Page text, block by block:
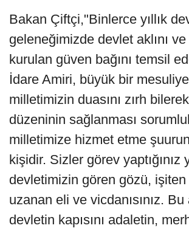
Bakan Çiftçi,"Binlerce yıllık
geleneğimizde devlet aklını
kurulan güven bağını temsil
İdare Amiri, büyük bir
milletimizin duasını zırh
düzeninin sağlanması
milletimize hizmet etme
kişidir. Sizler görev yaptığınız
devletimizin gören gözü, işiten
uzanan eli ve vicdanısınız.
devletin kapısını adaletin,